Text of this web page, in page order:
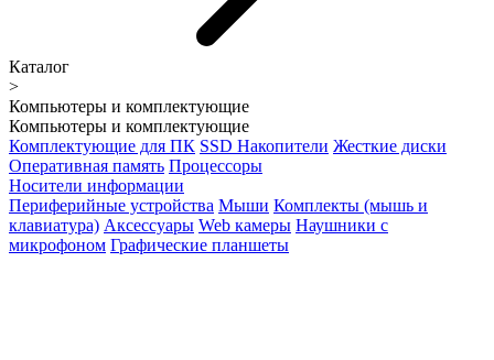
Каталог
>
Компьютеры и комплектующие
Компьютеры и комплектующие
Комплектующие для ПК SSD Накопители Жесткие диски
Оперативная память Процессоры
Носители информации
Периферийные устройства Мыши Комплекты (мышь и
клавиатура) Аксессуары Web камеры Наушники с
микрофоном Графические планшеты